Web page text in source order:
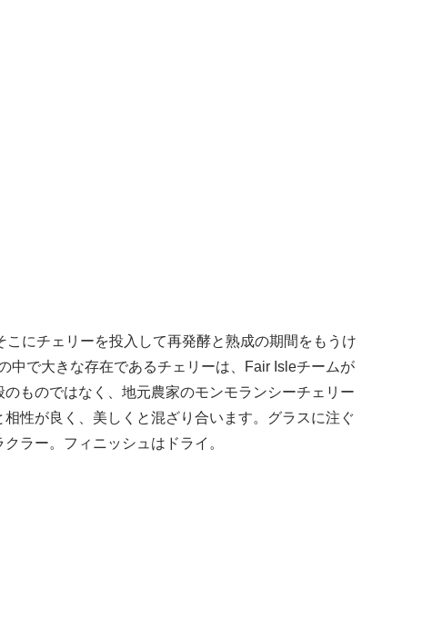
にチェリーを投入して再発酵と熟成の期間をもうけ
中で大きな存在であるチェリーは、Fair Isleチームが
ものではなく、地元農家のモンモランシーチェリー
性が良く、美しくと混ざり合います。グラスに注ぐ
ラー。フィニッシュはドライ。